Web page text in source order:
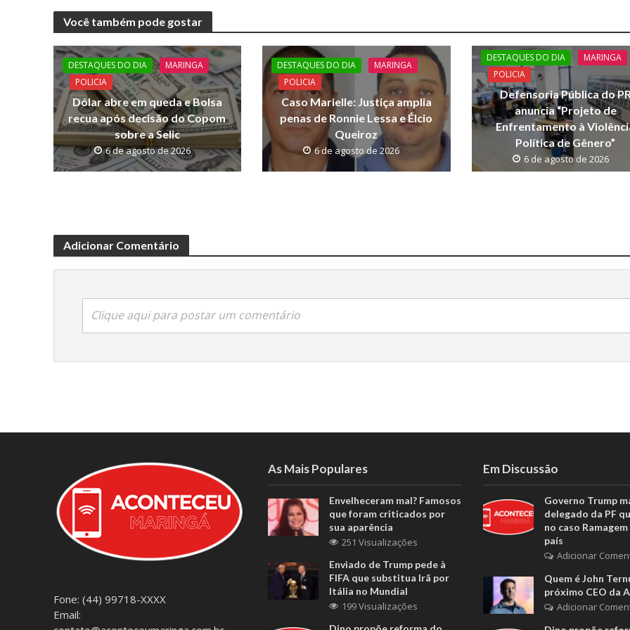
e
b
o
o
k
itt
er s
A
p
p
y
Li
n
k
Você também pode gostar
DESTAQUES DO DIA
MARINGA
POLICIA
Dólar abre em queda e Bolsa
recua após decisão do Copom
sobre a Selic
6 de agosto de 2026
DESTAQUES DO DIA
MARINGA
POLICIA
Caso Marielle: Justiça amplia
penas de Ronnie Lessa e Élcio
Queiroz
6 de agosto de 2026
DESTAQUES DO DIA
MARINGA
POLICIA
Defensoria Pública do
anuncia “Projeto de
Enfrentamento à
Política de Gênero”
6 de agosto de 2026
Adicionar Comentário
Clique aqui para postar um comentário
Fone: (44) 99718-XXXX
Email:
As Mais Populares
Envelheceram mal? Famosos
que foram criticados por
sua aparência
251 Visualizações
Enviado de Trump pede à
FIFA que substitua Irã por
Itália no Mundial
199 Visualizações
Em Discussão
Governo Trump
delegado da PF
no caso
país
Adicionar
Quem é John
próximo CEO da
Adicionar